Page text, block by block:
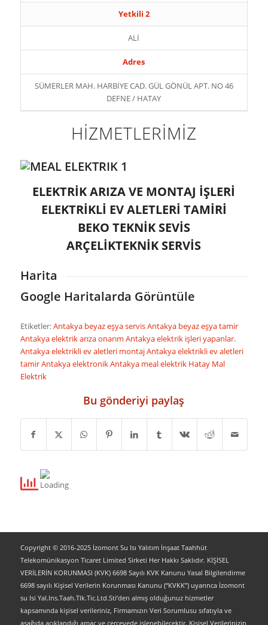
Yetkili 2
ALİ
Adres
SÜMERLER MAH. HARBİYE CAD. GÜL GÖNÜL APT. NO 46
DEFNE / HATAY
HİZMETLERİMİZ
ELEKTRİK ARIZA VE MONTAJ İŞLERİ
ELEKTRİKLİ EV ALETLERİ TAMİRİ
BEKO TEKNİK SEVİS
ARÇELİKTEKNİK SERVİS
Harita
Google Haritalarda Görüntüle
Etiketler:Antakya beyaz eşya servisAntakya beyaz eşya tamir
Antakya elektrik arıza onarım Antakya elektrik işleri yapanlar.
Antakya elektrikli ev aletleri montajAntakya elektrikli ev aletleri
tamirAntakya elektronikAntakya meal elektrik Hatay Mal
Elektrik
Bu gönderiyi paylaş
Copyright © 2016-2025 İzomont Su Isı Yalıtım İnşaat Taahhüt
Telekomünikasyon Ticaret Limited Sirketi Her Hakkı Saklıdır. KİŞİSEL
VERİLERİN KORUNMASI (KVK) 6698 Sayılı KVK Kanunu Yasal Bilgilendirme
6698 sayılı Kişisel Verilerin Korunması Kanunu (“KVKK”) uyarınca İzomont
su Isi Yal.Ins.Taah.Tlk.Tic.Ltd.Sti’den almış olduğunuz hizmetler
kapsamında kişisel verileriniz, Firmamızın Veri Sorumlusu sıfatıyla ve
aşağıda açıklandığı amaç ve çerçevede işlenebilecektir. Kişisel Verilerinizin